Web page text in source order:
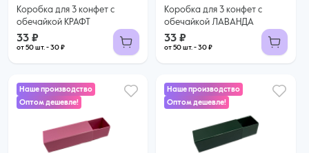
Коробка для 3 конфет с
обечайкой КРАФТ
33 ₽
от 50 шт. - 30 ₽
Коробка для 3 конфет с
обечайкой ЛАВАНДА
33 ₽
от 50 шт. - 30 ₽
Наше производство
Оптом дешевле!
33 ₽
30 ₽ за шт. при заказе от 50 шт.
Наше производство
Оптом дешевле!
33 ₽
30 ₽ за шт. при заказе от 50 шт.